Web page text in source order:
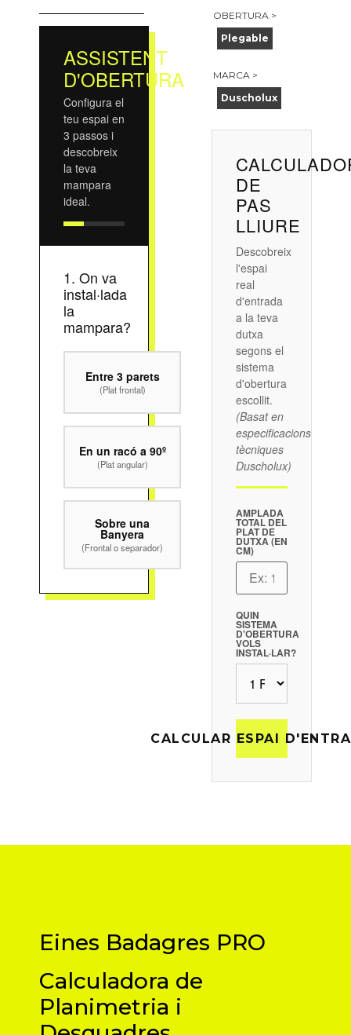
ASSISTENT
D'OBERTURA
Configura el
teu espai en
3 passos i
descobreix
la teva
mampara
ideal.
1. On va
instal·lada
la
mampara?
Entre 3 parets
(Plat frontal)
En un racó a 90º
(Plat angular)
Sobre una
Banyera
(Frontal o separador)
OBERTURA >
Plegable
MARCA >
Duscholux
DE
PAS
LLIURE
Descobreix
l'espai
real
d'entrada
a la teva
dutxa
segons el
sistema
d'obertura
escollit.
(Basat en
especificacions
tècniques
Duscholux)
AMPLADA
TOTAL DEL
PLAT DE
DUTXA (EN
CM)
QUIN
SISTEMA
D'OBERTURA
VOLS
INSTAL·LAR?
CALCULAR ESPAI
Eines Badagres PRO
Calculadora de
Planimetria i